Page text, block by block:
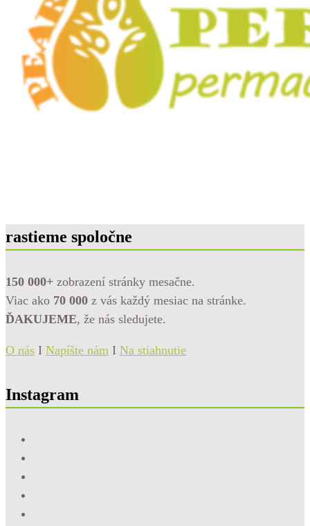
rastieme spoločne
150 000+ zobrazení stránky mesačne.
Viac ako 70 000 z vás každý mesiac na stránke.
ĎAKUJEME, že nás sledujete.
O nás I Napíšte nám I Na stiahnutie
Instagram